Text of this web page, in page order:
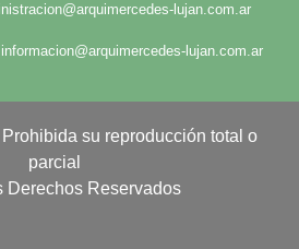
lujan.com.ar
informacion@arquimercedes-lujan.com.ar
su reproducción total o
parcial
Derechos Reservados